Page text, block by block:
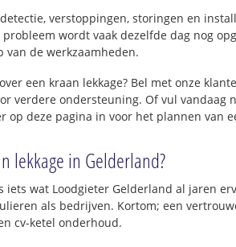
verstoppingen, storingen en
probleem wordt vaak dezelfde dag nog
van de werkzaamheden.
een kraan lekkage? Bel met onze
verdere ondersteuning. Of vul vandaag
op deze pagina in voor het plannen van
lekkage in Gelderland?
iets wat Loodgieter Gelderland al jaren
als bedrijven. Kortom; een
cv-ketel onderhoud.